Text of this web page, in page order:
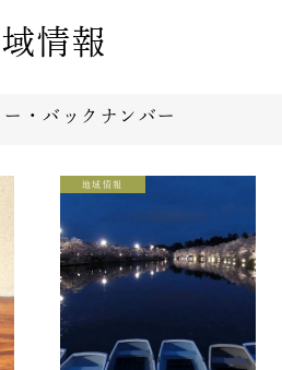
情報
地域情報
ー・バックナンバー